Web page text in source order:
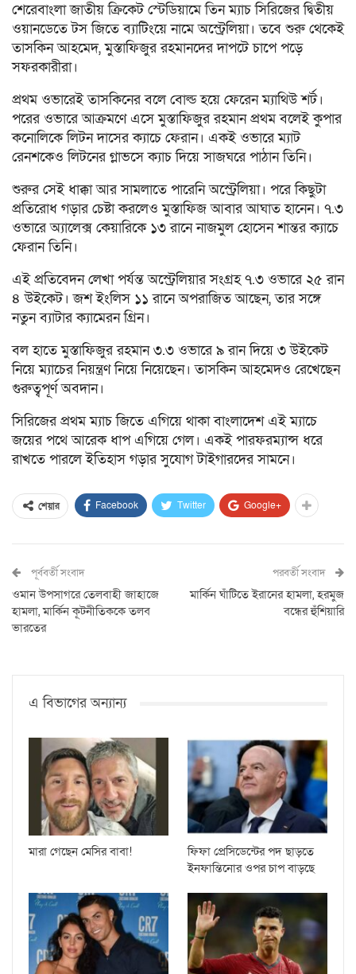
শেরেবাংলা জাতীয় ক্রিকেট স্টেডিয়ামে তিন ম্যাচ সিরিজের দ্বিতীয়
ওয়ানডেতে টস জিতে ব্যাটিংয়ে নামে অস্ট্রেলিয়া। তবে শুরু থেকেই
তাসকিন আহমেদ, মুস্তাফিজুর রহমানদের দাপটে চাপে পড়ে
সফরকারীরা।
প্রথম ওভারেই তাসকিনের বলে বোল্ড হয়ে ফেরেন ম্যাথিউ শর্ট।
পরের ওভারে আক্রমণে এসে মুস্তাফিজুর রহমান প্রথম বলেই কুপার
কনোলিকে লিটন দাসের ক্যাচে ফেরান। একই ওভারে ম্যাট
রেনশকেও লিটনের গ্লাভসে ক্যাচ দিয়ে সাজঘরে পাঠান তিনি।
শুরুর সেই ধাক্কা আর সামলাতে পারেনি অস্ট্রেলিয়া। পরে কিছুটা
প্রতিরোধ গড়ার চেষ্টা করলেও মুস্তাফিজ আবার আঘাত হানেন। ৭.৩
ওভারে অ্যালেক্স কেয়ারিকে ১৩ রানে নাজমুল হোসেন শান্তর ক্যাচে
ফেরান তিনি।
এই প্রতিবেদন লেখা পর্যন্ত অস্ট্রেলিয়ার সংগ্রহ ৭.৩ ওভারে ২৫ রান
৪ উইকেট। জশ ইংলিস ১১ রানে অপরাজিত আছেন, তার সঙ্গে
নতুন ব্যাটার ক্যামেরন গ্রিন।
বল হাতে মুস্তাফিজুর রহমান ৩.৩ ওভারে ৯ রান দিয়ে ৩ উইকেট
নিয়ে ম্যাচের নিয়ন্ত্রণ নিয়ে নিয়েছেন। তাসকিন আহমেদও রেখেছেন
গুরুত্বপূর্ণ অবদান।
সিরিজের প্রথম ম্যাচ জিতে এগিয়ে থাকা বাংলাদেশ এই ম্যাচে
জয়ের পথে আরেক ধাপ এগিয়ে গেল। একই পারফরম্যান্স ধরে
রাখতে পারলে ইতিহাস গড়ার সুযোগ টাইগারদের সামনে।
শেয়ার Facebook Twitter Google+
পূর্ববর্তী সংবাদ
ওমান উপসাগরে তেলবাহী জাহাজে
হামলা, মার্কিন কূটনীতিককে তলব
ভারতের
পরবর্তী সংবাদ
মার্কিন ঘাঁটিতে ইরানের হামলা, হরমুজ
বন্ধের হুঁশিয়ারি
এ বিভাগের অন্যান্য
মারা গেছেন মেসির বাবা!
ফিফা প্রেসিডেন্টের পদ ছাড়তে
ইনফান্তিনোর ওপর চাপ বাড়ছে